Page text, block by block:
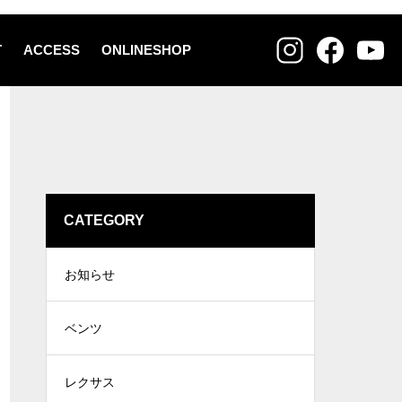
ACCESS ONLINESHOP
CATEGORY
お知らせ
ベンツ
レクサス